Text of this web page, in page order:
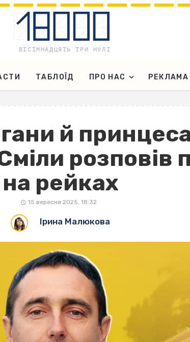
ТАБЛОЇД ПРО НАС РЕКЛАМА
й
розповів
на рейках
15 вересня 2025, 18:32
Ірина Малюкова